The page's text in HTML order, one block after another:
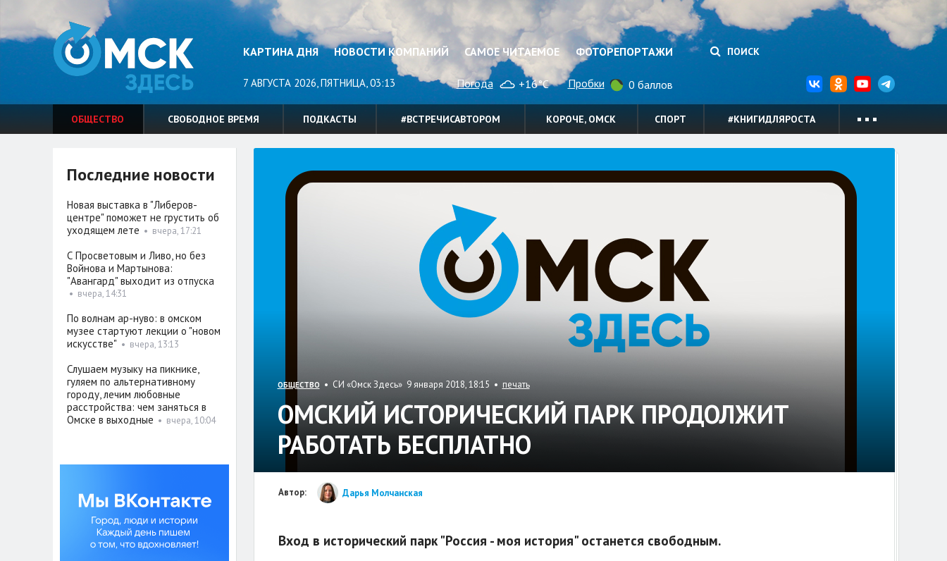
КАРТИНА ДНЯ НОВОСТИ КОМПАНИЙ САМОЕ ЧИТАЕМОЕ ФОТОРЕПОРТАЖИ ПОИСК
7 АВГУСТА 2026, ПЯТНИЦА, 03:13 Погода +16°C Пробки 0 баллов
ОБЩЕСТВО СВОБОДНОЕ ВРЕМЯ ПОДКАСТЫ #ВСТРЕЧИСАВТОРОМ КОРОЧЕ, ОМСК СПОРТ #КНИГИДЛЯРОСТА
ОБЩЕСТВО • СИ «Омск Здесь» 9 января 2018, 18:15 • печать
ОМСКИЙ ИСТОРИЧЕСКИЙ ПАРК ПРОДОЛЖИТ
РАБОТАТЬ БЕСПЛАТНО
Автор: Дарья Молчанская
Вход в исторический парк "Россия - моя история" останется свободным.
Последние новости
Новая выставка в "Либеров-
центре" поможет не грустить об
уходящем лете • вчера, 17:21
С Просветовым и Ливо, но без
Войнова и Мартынова:
"Авангард" выходит из отпуска
• вчера, 14:31
По волнам ар-нуво: в омском
музее стартуют лекции о "новом
искусстве" • вчера, 13:13
Слушаем музыку на пикнике,
гуляем по альтернативному
городу, лечим любовные
расстройства: чем заняться в
Омске в выходные • вчера, 10:04